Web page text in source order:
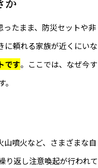
たまま、防災セットや非
に頼れる家族が近くにいな
です。ここでは、なぜ今す
噴火など、さまざまな自
り返し注意喚起が行われて